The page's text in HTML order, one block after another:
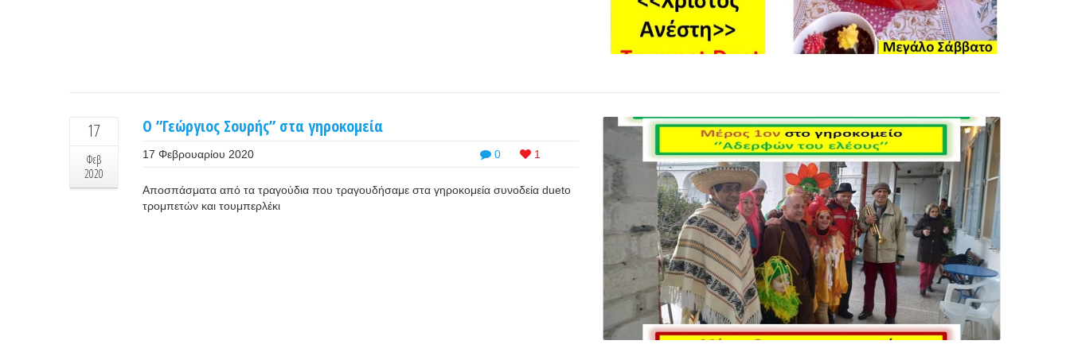
17
Φεβ
2020
Ο ”Γεώργιος Σουρής” στα γηροκομεία
0 1
17 Φεβρουαρίου 2020
Αποσπάσματα από τα τραγούδια που τραγουδήσαμε στα γηροκομεία συνοδεία dueto
τρομπετών και τουμπερλέκι